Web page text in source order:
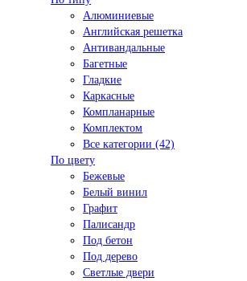
Алюминиевые
Английская решетка
Антивандальные
Багетные
Гладкие
Каркасные
Компланарные
Комплектом
Все категории (42)
По цвету
Бежевые
Белый винил
Графит
Палисандр
Под бетон
Под дерево
Светлые двери